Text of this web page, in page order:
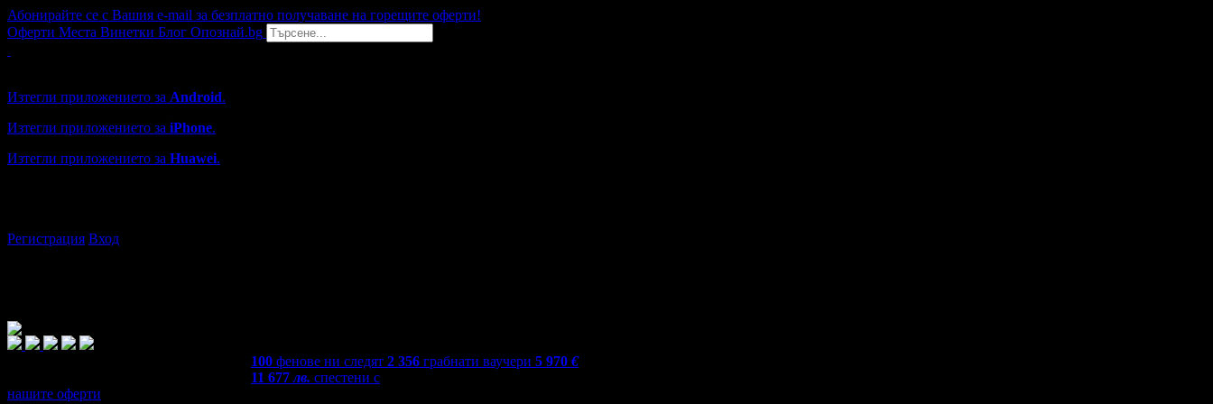
Абонирайте се с Вашия e-mail за безплатно получаване на горещите оферти!
Оферти Места Винетки Блог Опознай.bg
Изтегли приложението за Android.
Изтегли приложението за iPhone.
Изтегли приложението за Huawei.
Регистрация Вход
100 фенове ни следят 2 356 грабнати ваучери 5 970 €
11 677лв. спестени с
нашите оферти